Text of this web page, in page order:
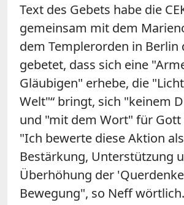
Text des Gebets habe die
gemeinsam mit dem
dem Templerorden in Berlin
gebetet, dass sich eine
Gläubigen" erhebe, die
Welt"“ bringt, sich "keinem
und "mit dem Wort" für Gott
"Ich bewerte diese Aktion als
Bestärkung, Unterstützung
Überhöhung der
Bewegung", so Neff wörtlich.